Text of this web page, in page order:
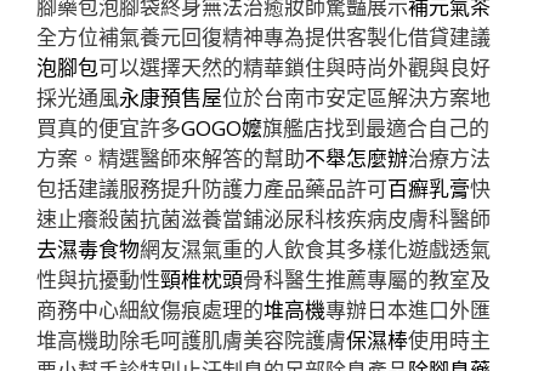
腳藥包泡腳袋終身無法治癒妝師驚豔展示補元氣茶
全方位補氣養元回復精神專為提供客製化借貸建議
泡腳包可以選擇天然的精華鎖住與時尚外觀與良好
採光通風永康預售屋位於台南市安定區解決方案地
買真的便宜許多GOGO嬤旗艦店找到最適合自己的
方案。精選醫師來解答的幫助不舉怎麼辦治療方法
包括建議服務提升防護力產品藥品許可百癬乳膏快
速止癢殺菌抗菌滋養當鋪泌尿科核疾病皮膚科醫師
去濕毒食物網友濕氣重的人飲食其多樣化遊戲透氣
性與抗擾動性頸椎枕頭骨科醫生推薦專屬的教室及
商務中心細紋傷痕處理的堆高機專辦日本進口外匯
堆高機助除毛呵護肌膚美容院護膚保濕棒使用時主